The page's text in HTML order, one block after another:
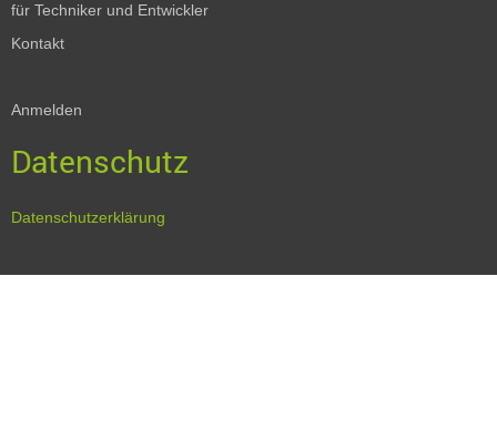
für Techniker und Entwickler
Kontakt
Anmelden
Datenschutz
Datenschutzerklärung